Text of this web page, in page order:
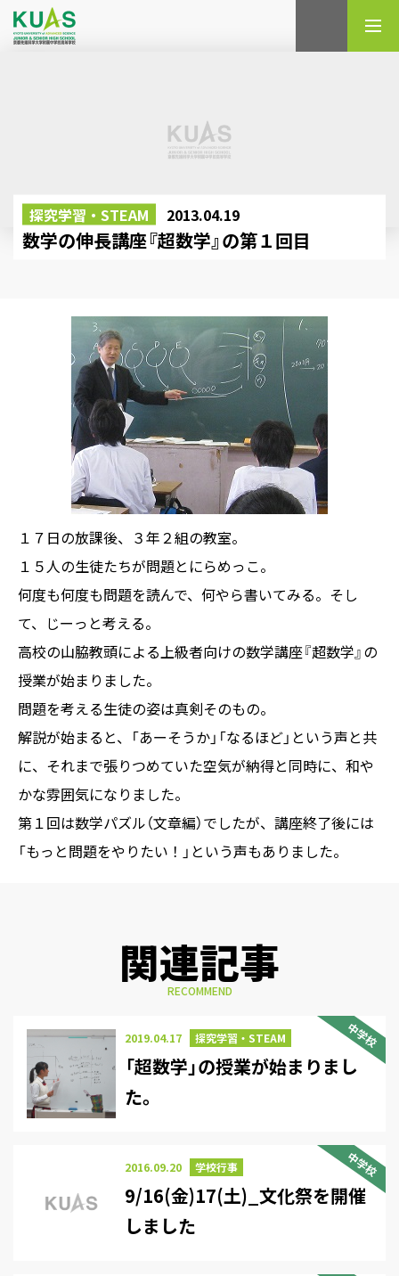
探究学習・STEAM 2013.04.19
数学の伸長講座『超数学』の第１回目
１７日の放課後、３年２組の教室。
１５人の生徒たちが問題とにらめっこ。
何度も何度も問題を読んで、何やら書いてみる。そし
て、じーっと考える。
高校の山脇教頭による上級者向けの数学講座『超数学』の
授業が始まりました。
問題を考える生徒の姿は真剣そのもの。
解説が始まると、「あーそうか」「なるほど」という声と共
に、それまで張りつめていた空気が納得と同時に、和や
かな雰囲気になりました。
第１回は数学パズル（文章編）でしたが、講座終了後には
「もっと問題をやりたい！」という声もありました。
関連記事
RECOMMEND
中学校
2019.04.17 探究学習・STEAM
「超数学」の授業が始まりまし
た。
中学校
2016.09.20 学校行事
9/16(金)17(土)_文化祭を開催
しました